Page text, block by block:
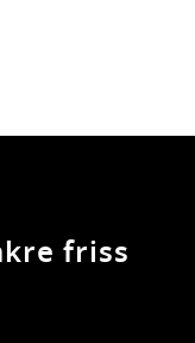
friss